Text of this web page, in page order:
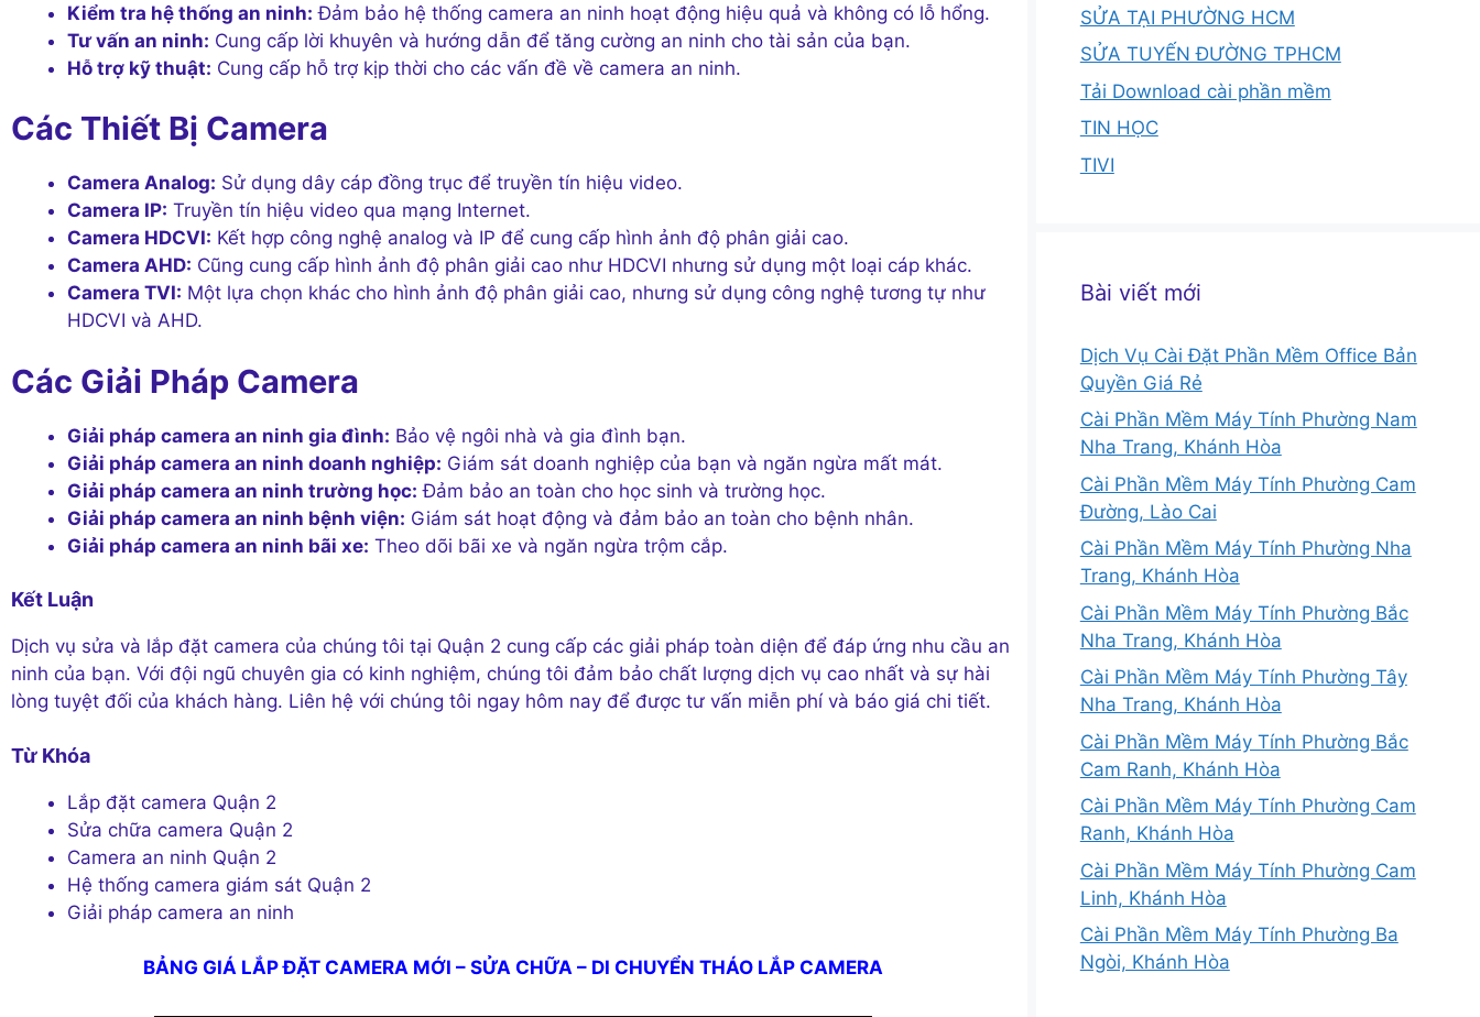
Kiểm tra hệ thống an ninh: Đảm bảo hệ thống camera an ninh hoạt động hiệu quả và không có lỗ hổng.
Tư vấn an ninh: Cung cấp lời khuyên và hướng dẫn để tăng cường an ninh cho tài sản của bạn.
Hỗ trợ kỹ thuật: Cung cấp hỗ trợ kịp thời cho các vấn đề về camera an ninh.
Các Thiết Bị Camera
Camera Analog: Sử dụng dây cáp đồng trục để truyền tín hiệu video.
Camera IP: Truyền tín hiệu video qua mạng Internet.
Camera HDCVI: Kết hợp công nghệ analog và IP để cung cấp hình ảnh độ phân giải cao.
Camera AHD: Cũng cung cấp hình ảnh độ phân giải cao như HDCVI nhưng sử dụng một loại cáp khác.
Camera TVI: Một lựa chọn khác cho hình ảnh độ phân giải cao, nhưng sử dụng công nghệ tương tự như
HDCVI và AHD.
Các Giải Pháp Camera
Giải pháp camera an ninh gia đình: Bảo vệ ngôi nhà và gia đình bạn.
Giải pháp camera an ninh doanh nghiệp: Giám sát doanh nghiệp của bạn và ngăn ngừa mất mát.
Giải pháp camera an ninh trường học: Đảm bảo an toàn cho học sinh và trường học.
Giải pháp camera an ninh bệnh viện: Giám sát hoạt động và đảm bảo an toàn cho bệnh nhân.
Giải pháp camera an ninh bãi xe: Theo dõi bãi xe và ngăn ngừa trộm cắp.
Kết Luận
Dịch vụ sửa và lắp đặt camera của chúng tôi tại Quận 2 cung cấp các giải pháp toàn diện để đáp ứng nhu cầu an
ninh của bạn. Với đội ngũ chuyên gia có kinh nghiệm, chúng tôi đảm bảo chất lượng dịch vụ cao nhất và sự hài
lòng tuyệt đối của khách hàng. Liên hệ với chúng tôi ngay hôm nay để được tư vấn miễn phí và báo giá chi tiết.
Từ Khóa
Lắp đặt camera Quận 2
Sửa chữa camera Quận 2
Camera an ninh Quận 2
Hệ thống camera giám sát Quận 2
Giải pháp camera an ninh
BẢNG GIÁ LẮP ĐẶT CAMERA MỚI – SỬA CHỮA – DI CHUYỂN THÁO LẮP CAMERA
SỬA TẠI PHƯỜNG HCM
SỬA TUYẾN ĐƯỜNG TPHCM
Tải Download cài phần mềm
TIN HỌC
TIVI
Bài viết mới
Dịch Vụ Cài Đặt Phần Mềm Office Bản
Quyền Giá Rẻ
Cài Phần Mềm Máy Tính Phường Nam
Nha Trang, Khánh Hòa
Cài Phần Mềm Máy Tính Phường Cam
Đường, Lào Cai
Cài Phần Mềm Máy Tính Phường Nha
Trang, Khánh Hòa
Cài Phần Mềm Máy Tính Phường Bắc
Nha Trang, Khánh Hòa
Cài Phần Mềm Máy Tính Phường Tây
Nha Trang, Khánh Hòa
Cài Phần Mềm Máy Tính Phường Bắc
Cam Ranh, Khánh Hòa
Cài Phần Mềm Máy Tính Phường Cam
Ranh, Khánh Hòa
Cài Phần Mềm Máy Tính Phường Cam
Linh, Khánh Hòa
Cài Phần Mềm Máy Tính Phường Ba
Ngòi, Khánh Hòa